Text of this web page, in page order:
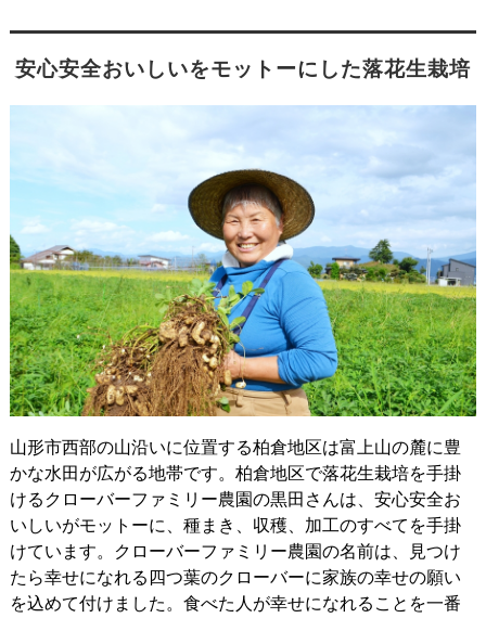
安心安全おいしいをモットーにした落花生栽培
山形市西部の山沿いに位置する柏倉地区は富上山の麓に豊
かな水田が広がる地帯です。柏倉地区で落花生栽培を手掛
けるクローバーファミリー農園の黒田さんは、安心安全お
いしいがモットーに、種まき、収穫、加工のすべてを手掛
けています。クローバーファミリー農園の名前は、見つけ
たら幸せになれる四つ葉のクローバーに家族の幸せの願い
を込めて付けました。食べた人が幸せになれることを一番